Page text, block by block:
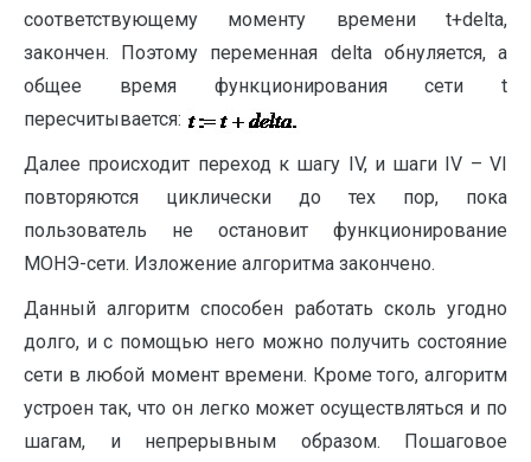
соответствующему моменту времени t+delta,
закончен. Поэтому переменная delta обнуляется, а
общее время функционирования сети t
пересчитывается:
Далее происходит переход к шагу IV, и шаги IV – VI
повторяются циклически до тех пор, пока
пользователь не остановит функционирование
МОНЭ-сети. Изложение алгоритма закончено.
Данный алгоритм способен работать сколь угодно
долго, и с помощью него можно получить состояние
сети в любой момент времени. Кроме того, алгоритм
устроен так, что он легко может осуществляться и по
шагам, и непрерывным образом. Пошаговое